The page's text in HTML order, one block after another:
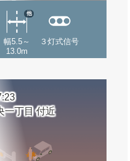
幅5.5～
13.0m
他
３灯式信号
一丁目 付近